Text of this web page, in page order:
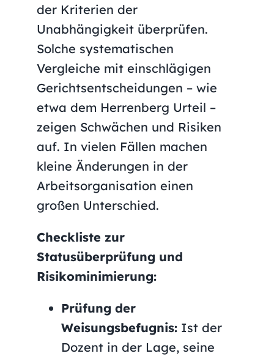
der Kriterien der
Unabhängigkeit überprüfen.
Solche systematischen
Vergleiche mit einschlägigen
Gerichtsentscheidungen – wie
etwa dem Herrenberg Urteil –
zeigen Schwächen und Risiken
auf. In vielen Fällen machen
kleine Änderungen in der
Arbeitsorganisation einen
großen Unterschied.
Checkliste zur
Statusüberprüfung und
Risikominimierung:
Prüfung der
Weisungsbefugnis:Ist der
Dozent in der Lage, seine